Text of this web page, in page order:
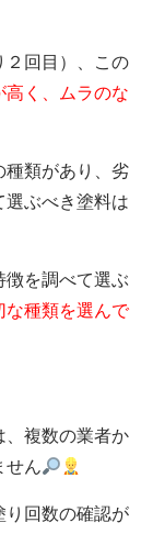
回目）、
この
く、
ムラのな
種類があり、劣
選ぶべき塗料は
徴を調べて選ぶ
な種類を選んで
、複数の業者か
せん
り回数の確認が